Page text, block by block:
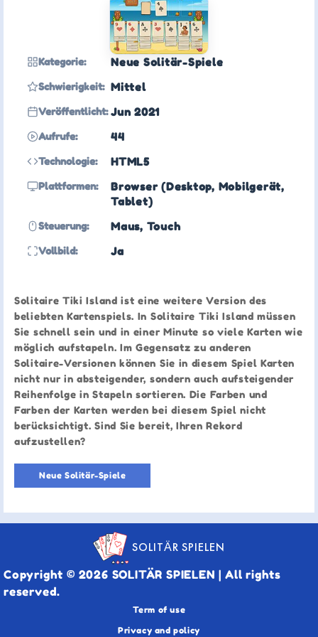
Kategorie: Neue Solitär-Spiele
Schwierigkeit: Mittel
Veröffentlicht: Jun 2021
Aufrufe: 44
Technologie: HTML5
Plattformen:
Browser (Desktop, Mobilgerät,
Tablet)
Steuerung: Maus, Touch
Vollbild: Ja
Solitaire Tiki Island ist eine weitere Version des
beliebten Kartenspiels. In Solitaire Tiki Island müssen
Sie schnell sein und in einer Minute so viele Karten wie
möglich aufstapeln. Im Gegensatz zu anderen
Solitaire-Versionen können Sie in diesem Spiel Karten
nicht nur in absteigender, sondern auch aufsteigender
Reihenfolge in Stapeln sortieren. Die Farben und
Farben der Karten werden bei diesem Spiel nicht
berücksichtigt. Sind Sie bereit, Ihren Rekord
aufzustellen?
Neue Solitär-Spiele
SOLITÄR SPIELEN
Copyright © 2026 SOLITÄR SPIELEN | All rights
reserved.
Term of use
Privacy and policy